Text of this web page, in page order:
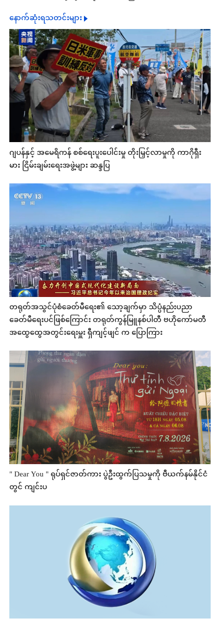
နောက်ဆုံးရသတင်းများ
ဂျပန်နှင့် အမေရိကန် စစ်ရေးပူးပေါင်းမှု တိုးမြှင့်လာမှုကို ကာဂိုရှီး
မား ငြိမ်းချမ်းရေးအဖွဲ့များ ဆန္ဒပြ
တရုတ်အသွင်ပုံစံခေတ်မီရေး၏ သော့ချက်မှာ သိပ္ပံနည်းပညာ
ခေတ်မီရေးပင်ဖြစ်ကြောင်း တရုတ်ကွန်မြူနစ်ပါတီ ဗဟိုကော်မတီ
အထွေထွေအတွင်းရေးမှူး ရှီကျင့်ဖျင် က ပြောကြား
" Dear You " ရုပ်ရှင်ဇာတ်ကား ပွဲဦးထွက်ပြသမှုကို ဗီယက်နမ်နိုင်ငံ
တွင် ကျင်းပ